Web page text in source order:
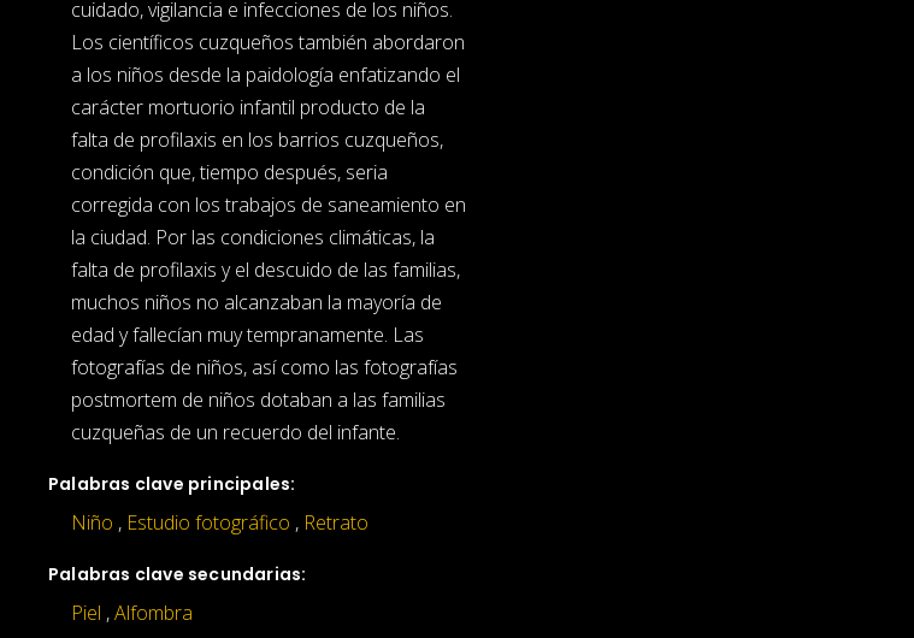
cuidado, vigilancia e infecciones de los niños.
Los científicos cuzqueños también abordaron
a los niños desde la paidología enfatizando el
carácter mortuorio infantil producto de la
falta de profilaxis en los barrios cuzqueños,
condición que, tiempo después, seria
corregida con los trabajos de saneamiento en
la ciudad. Por las condiciones climáticas, la
falta de profilaxis y el descuido de las familias,
muchos niños no alcanzaban la mayoría de
edad y fallecían muy tempranamente. Las
fotografías de niños, así como las fotografías
postmortem de niños dotaban a las familias
cuzqueñas de un recuerdo del infante.
Palabras clave principales:
Niño , Estudio fotográfico , Retrato
Palabras clave secundarias:
Piel ,Alfombra